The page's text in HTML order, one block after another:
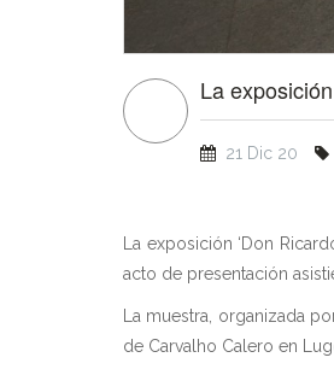
La
21 Dic 20
La exposición ‘Don
acto de presentación
La muestra, organizada
de Carvalho Calero en